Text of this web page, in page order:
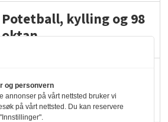
Potetball, kylling og 98
oktan
endring: Stadig større
serveringstilbud
og personvern
annonser på vårt nettsted bruker vi
på vårt nettsted. Du kan reservere